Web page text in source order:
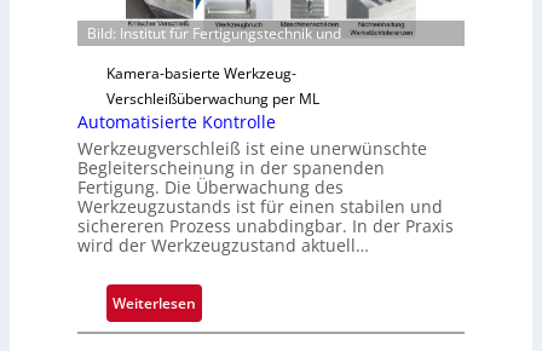
r
l
ä
s
s
i
g
e
D
r
k
Bild: Institut für Fertigungstechnik und
Kamera-basierte Werkzeug-
Verschleißüberwachung per ML
Automatisierte Kontrolle
Werkzeugverschleiß ist eine unerwünschte
Begleiterscheinung in der spanenden
Fertigung. Die Überwachung des
Werkzeugzustands ist für einen stabilen und
sichereren Prozess unabdingbar. In der Praxis
wird der Werkzeugzustand aktuell…
Weiterlesen
A